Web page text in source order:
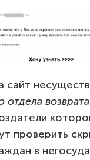
сайт
отдела
проверить
в